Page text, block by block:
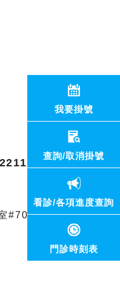
我要掛號
查詢/取消掛號
看診/各項進度查詢
門診時刻表
#703390